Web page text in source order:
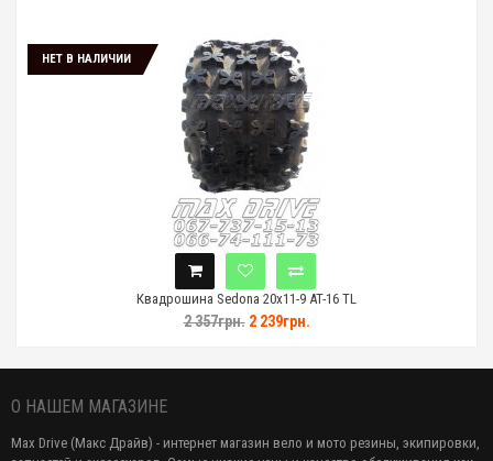
НЕТ В НАЛИЧИИ
Квадрошина Sedona 20x11-9 AT-16 TL
2 357грн.2 239грн.
О НАШЕМ МАГАЗИНЕ
Max Drive (Макс Драйв) - интернет магазин вело и мото резины, экипировки,